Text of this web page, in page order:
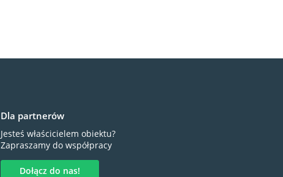
Dla partnerów
Jesteś właścicielem obiektu?
Zapraszamy do współpracy
Dołącz do nas!